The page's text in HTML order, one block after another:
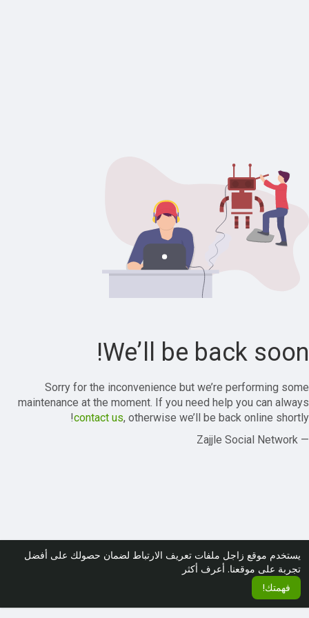
يستخدم موقع زاجل ملفات تعريف الارتباط لضمان حصولك على أفضل
تجربة على موقعنا. أعرف أكثر
فهمتك!
We’ll be back soon!
Sorry for the inconvenience but we’re performing some
maintenance at the moment. If you need help you can always
contact us, otherwise we’ll be back online shortly!
— Zajjle Social Network